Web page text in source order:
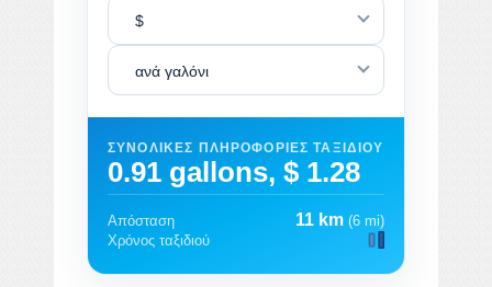
$
ανά γαλόνι
ΣΥΝΟΛΙΚΈΣ ΠΛΗΡΟΦΟΡΊΕΣ ΤΑΞΙΔΙΟΎ
0.91 gallons, $ 1.28
Απόσταση 11 km (6 mi)
Χρόνος ταξιδιού